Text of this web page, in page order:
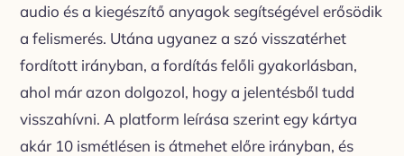
audio és a kiegészítő anyagok segítségével erősödik
a felismerés. Utána ugyanez a szó visszatérhet
fordított irányban, a fordítás felőli gyakorlásban,
ahol már azon dolgozol, hogy a jelentésből tudd
visszahívni. A platform leírása szerint egy kártya
akár 10 ismétlésen is átmehet előre irányban, és